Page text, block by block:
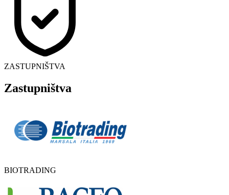
ZASTUPNIŠTVA
Zastupništva
BIOTRADING